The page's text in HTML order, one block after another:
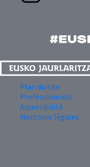
Plan du site
Professionnels
Accessibilité
Mentions légales